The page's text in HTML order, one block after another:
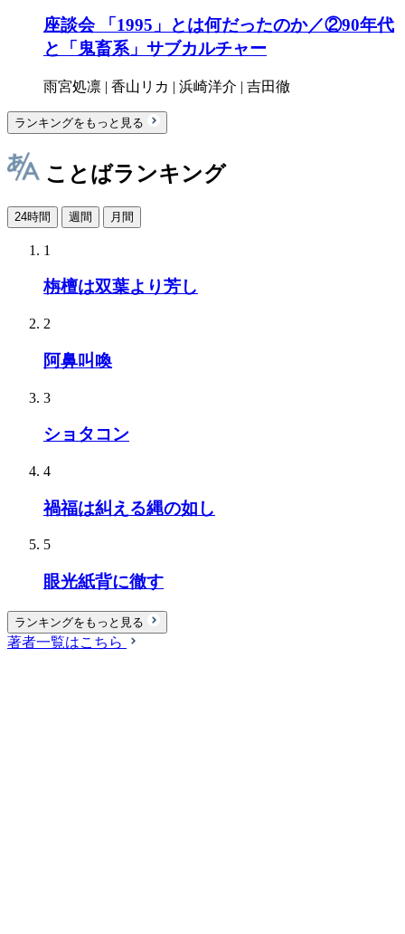
座談会 「1995」とは何だったのか／②90年代
と「鬼畜系」サブカルチャー
雨宮処凛 | 香山リカ | 浜崎洋介 | 吉田徹
ランキングをもっと見る
ことばランキング
24時間 週間 月間
1
栴檀は双葉より芳し
2
阿鼻叫喚
3
ショタコン
4
禍福は糾える縄の如し
5
眼光紙背に徹す
ランキングをもっと見る
著者一覧はこちら